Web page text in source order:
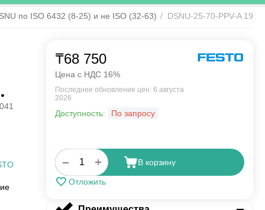
по ISO 6432 (8-25) и не ISO (32-63) / DSNU-25-70-PPV-A
₸68 750
Цена с НДС 16%
Последнее обновление цен: 6 августа
2026
Доступность: По запросу
+
− В корзину
Отложить